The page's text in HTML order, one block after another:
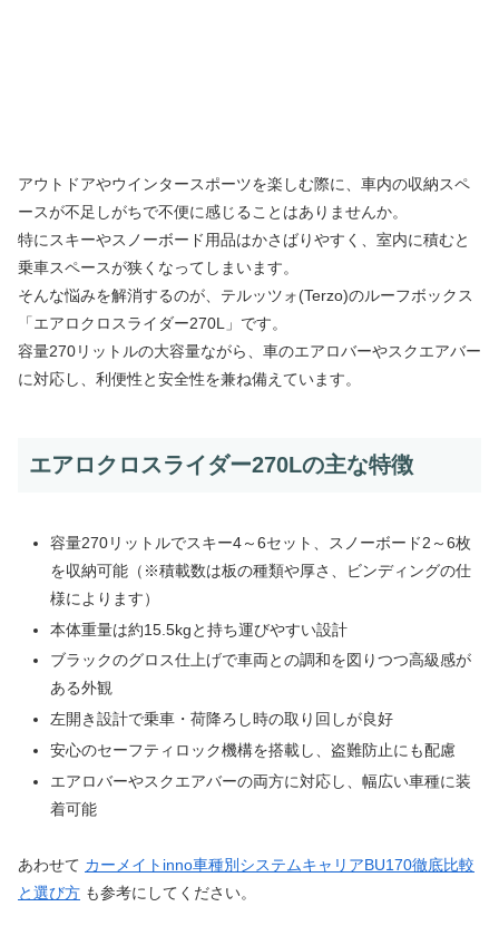
アウトドアやウインタースポーツを楽しむ際に、車内の収納スペ
ースが不足しがちで不便に感じることはありませんか。
特にスキーやスノーボード用品はかさばりやすく、室内に積むと
乗車スペースが狭くなってしまいます。
そんな悩みを解消するのが、テルッツォ(Terzo)のルーフボックス
「エアロクロスライダー270L」です。
容量270リットルの大容量ながら、車のエアロバーやスクエアバー
に対応し、利便性と安全性を兼ね備えています。
エアロクロスライダー270Lの主な特徴
容量270リットルでスキー4～6セット、スノーボード2～6枚
を収納可能（※積載数は板の種類や厚さ、ビンディングの仕
様によります）
本体重量は約15.5kgと持ち運びやすい設計
ブラックのグロス仕上げで車両との調和を図りつつ高級感が
ある外観
左開き設計で乗車・荷降ろし時の取り回しが良好
安心のセーフティロック機構を搭載し、盗難防止にも配慮
エアロバーやスクエアバーの両方に対応し、幅広い車種に装
着可能
あわせて カーメイトinno車種別システムキャリアBU170徹底比較
と選び方 も参考にしてください。